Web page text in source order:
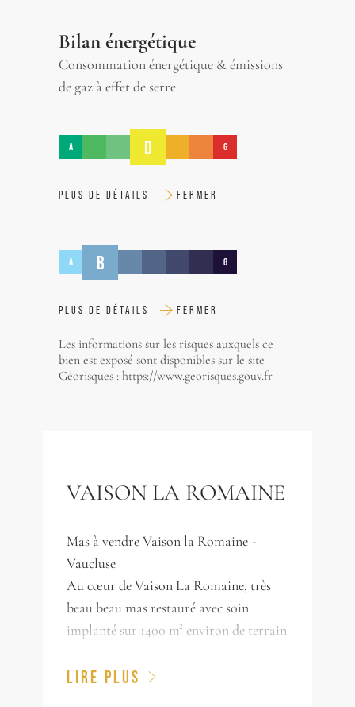
Bilan énergétique
Consommation énergétique & émissions
de gaz à effet de serre
A D G
PLUS DE DÉTAILS FERMER
A B G
PLUS DE DÉTAILS FERMER
Les informations sur les risques auxquels ce
bien est exposé sont disponibles sur le site
Géorisques : https://www.georisques.gouv.fr
VAISON LA ROMAINE
Mas à vendre Vaison la Romaine -
Vaucluse
Au cœur de Vaison La Romaine, très
beau beau mas restauré avec soin
implanté sur 1400 m² environ de terrain
d'une piscine. Cette bâtisse en pierres
LIRE PLUS